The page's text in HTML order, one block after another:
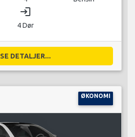
login
4 Dør
SE DETALJER...
ØKONOMI